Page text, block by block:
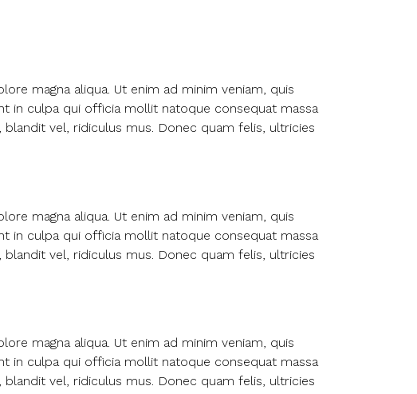
magna aliqua. Ut enim ad minim veniam, quis
in culpa qui officia mollit natoque consequat massa
vel, ridiculus mus. Donec quam felis, ultricies
magna aliqua. Ut enim ad minim veniam, quis
in culpa qui officia mollit natoque consequat massa
vel, ridiculus mus. Donec quam felis, ultricies
magna aliqua. Ut enim ad minim veniam, quis
in culpa qui officia mollit natoque consequat massa
vel, ridiculus mus. Donec quam felis, ultricies